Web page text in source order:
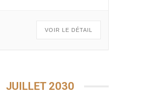
[…]
VOIR LE DÉTAIL
JUILLET 2030